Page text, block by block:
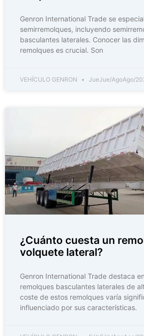
Genron International Trade se
semirremolques, incluyendo
basculantes laterales. Conocer las
remolques es crucial. Son
VEHÍCULO GENRON JueJue/AgoAgo/
¿Cuánto cuesta un
volquete lateral?
Genron International Trade destaca
remolques basculantes laterales de
coste de estos remolques varía
influenciado por sus características.